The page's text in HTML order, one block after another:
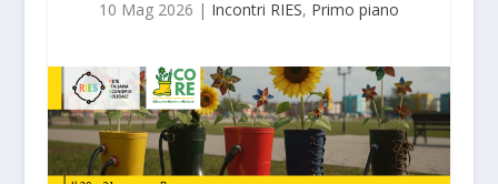
10 Mag 2026 | Incontri RIES, Primo piano